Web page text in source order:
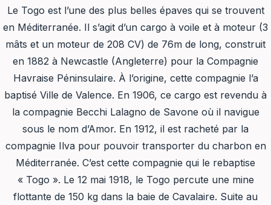
Le Togo est l’une des plus belles épaves qui se trouvent
en Méditerranée. Il s’agit d’un cargo à voile et à moteur (3
mâts et un moteur de 208 CV) de 76m de long, construit
en 1882 à Newcastle (Angleterre) pour la Compagnie
Havraise Péninsulaire. À l’origine, cette compagnie l’a
baptisé Ville de Valence. En 1906, ce cargo est revendu à
la compagnie Becchi Lalagno de Savone où il navigue
sous le nom d’Amor. En 1912, il est racheté par la
compagnie Ilva pour pouvoir transporter du charbon en
Méditerranée. C’est cette compagnie qui le rebaptise
« Togo ». Le 12 mai 1918, le Togo percute une mine
flottante de 150 kg dans la baie de Cavalaire. Suite au